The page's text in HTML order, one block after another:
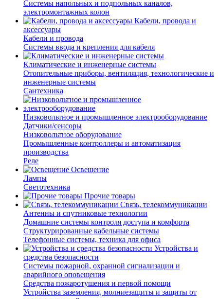
Системы напольных и подпольных каналов,
электромонтажных колон
Кабели, провода и
аксессуары
Кабели и провода
Системы ввода и крепления для кабеля
Климатические и инженерные системы
Отопительные приборы, вентиляция, технологические и
инженерные системы
Сантехника
Низковольтное и промышленное электрооборудование
Датчики/сенсоры
Низковольтное оборудование
Промышленные контроллеры и автоматизация
производства
Реле
Освещение
Лампы
Светотехника
Прочие товары
Связь, телекоммуникации
Антенны и спутниковые технологии
Домашние системы контроля доступа и комфорта
Структурированные кабельные системы
Телефонные системы, техника для офиса
Устройства и
средства безопасности
Системы пожарной, охранной сигнализации и
аварийного оповещения
Средства пожаротушения и первой помощи
Устройства заземления, молниезащиты и защиты от